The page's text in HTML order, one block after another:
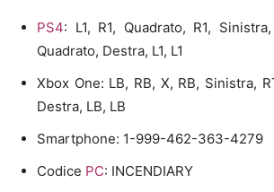
PS4: L1, R1, Quadrato, R1,
Quadrato, Destra, L1, L1
Xbox One: LB, RB, X, RB, Sinistra,
Destra, LB, LB
Smartphone: 1-999-462-363-4279
Codice PC: INCENDIARY